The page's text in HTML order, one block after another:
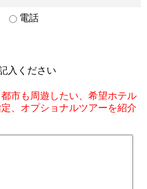
電話
入ください
市も周遊したい、希望ホテル
、オプショナルツアーを紹介